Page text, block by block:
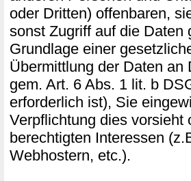
oder Dritten) offenbaren,
sonst Zugriff auf die Daten
Grundlage einer
Übermittlung der Daten an
gem. Art. 6 Abs. 1 lit. b
erforderlich ist), Sie
Verpflichtung dies vorsieht
berechtigten Interessen
Webhostern, etc.).